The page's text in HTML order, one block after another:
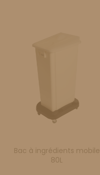
Bac à ingrédients mobile
80L